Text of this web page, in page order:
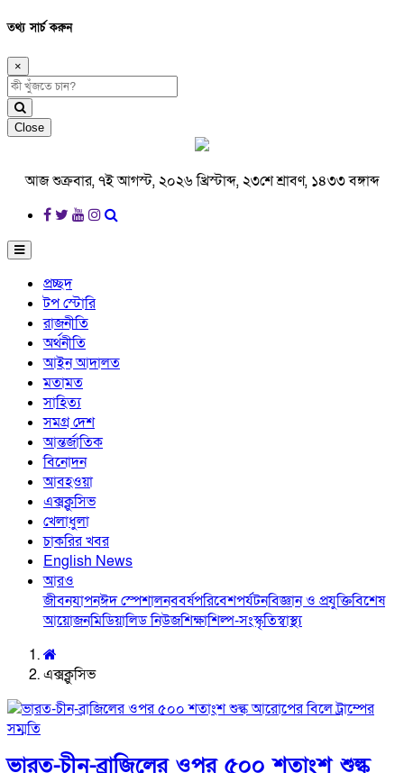
তথ্য সার্চ করুন
×
Close
আজ শুক্রবার, ৭ই আগস্ট, ২০২৬ খ্রিস্টাব্দ, ২৩শে শ্রাবণ, ১৪৩৩ বঙ্গাব্দ
প্রচ্ছদ
টপ স্টোরি
রাজনীতি
অর্থনীতি
আইন আদালত
মতামত
সাহিত্য
সমগ্র দেশ
আন্তর্জাতিক
বিনোদন
আবহওয়া
এক্সক্লুসিভ
খেলাধুলা
চাকরির খবর
English News
আরও
জীবনযাপনঈদ স্পেশালনববর্ষপরিবেশপর্যটনবিজ্ঞান ও প্রযুক্তিবিশেষ
আয়োজনমিডিয়ালিড নিউজশিক্ষাশিল্প-সংস্কৃতিস্বাস্থ্য
এক্সক্লুসিভ
ভারত-চীন-ব্রাজিলের ওপর ৫০০ শতাংশ শুল্ক